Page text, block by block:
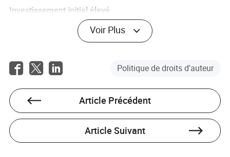
Investissement initial élevé
Un routeur de nesting CNC de qualité professionnelle avec
une table à vide, un changeur d'outils et un système de
100 000 dollars. C'est un investissement en capital
important pour les petites et moyennes entreprises. Le
en fonction du volume projeté.
Courbe d'apprentissage abrupte
Exploiter un routeur CNC nécessite des compétences en
conception CAD, en programmation CAM (trajectoires
Voir Plus
Politique de droits d'auteur
Article Précédent
Article Suivant